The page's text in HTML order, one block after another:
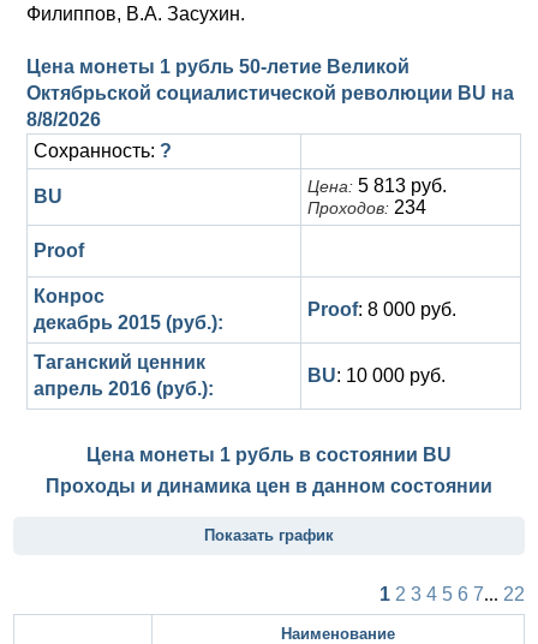
Филиппов, В.А. Засухин.
Цена монеты 1 рубль 50-летие Великой
Октябрьской социалистической революции BU на
8/8/2026
Сохранность: ?
BU Цена: 5 813 руб.
Проходов: 234
Proof
Конрос
декабрь 2015 (руб.):
Proof: 8 000 руб.
Таганский ценник
апрель 2016 (руб.):
BU: 10 000 руб.
Цена монеты 1 рубль в состоянии BU
Проходы и динамика цен в данном состоянии
Показать график
1 2 3 4 5 6 7... 22
Наименование